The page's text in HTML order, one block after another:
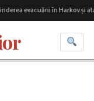
evacuării în Harkov și